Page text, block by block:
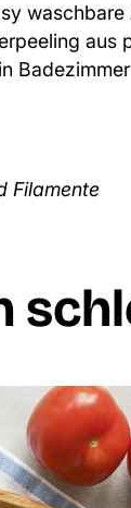
aus
Filamente